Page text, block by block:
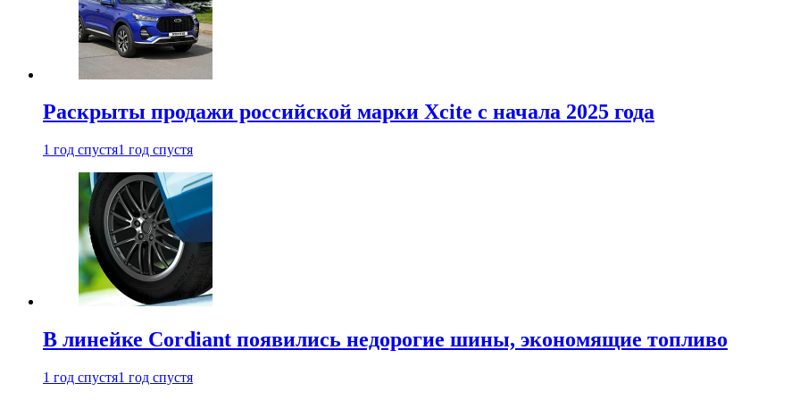
Раскрыты продажи российской марки Xcite с начала 2025 года
1 год спустя1 год спустя
В линейке Cordiant появились недорогие шины, экономящие топливо
1 год спустя1 год спустя